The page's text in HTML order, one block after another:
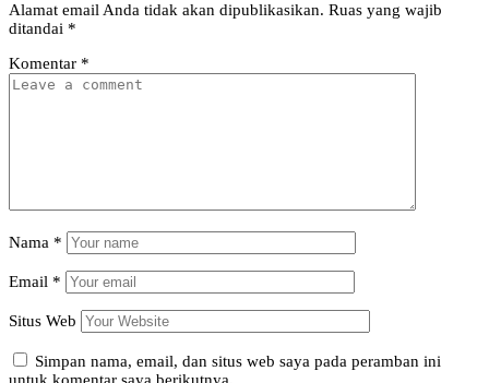
Alamat email Anda tidak akan dipublikasikan. Ruas yang wajib
ditandai *
Komentar *
Nama *
Email *
Situs Web
Simpan nama, email, dan situs web saya pada peramban ini